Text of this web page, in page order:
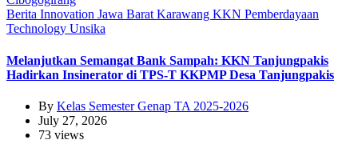
Berita Innovation Jawa Barat Karawang KKN Pemberdayaan
Technology Unsika
Melanjutkan Semangat Bank Sampah: KKN Tanjungpakis
Hadirkan Insinerator di TPS-T KKPMP Desa Tanjungpakis
By Kelas Semester Genap TA 2025-2026
July 27, 2026
73 views